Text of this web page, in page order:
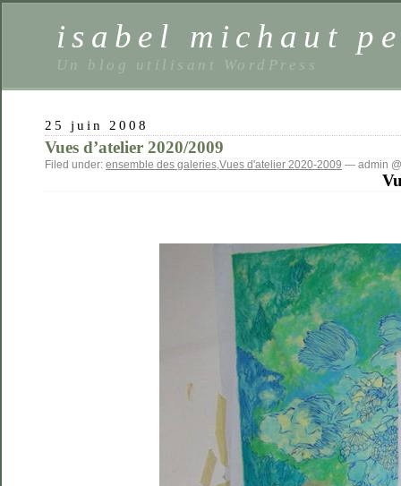
isabel michaut
Un blog utilisant WordPress
25 juin 2008
Vues d’atelier 2020/2009
Filed under: ensemble des galeries,Vues d'atelier 2020-2009 — admin